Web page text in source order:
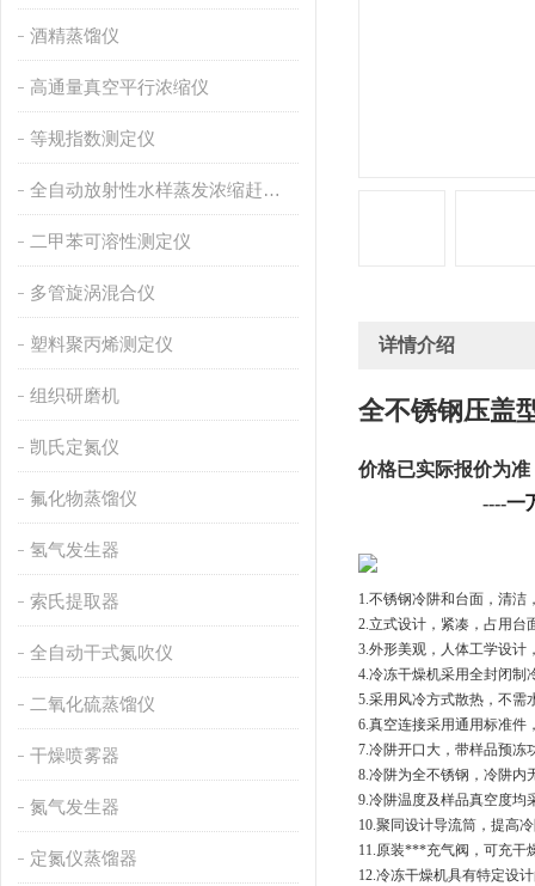
酒精蒸馏仪
高通量真空平行浓缩仪
等规指数测定仪
全自动放射性水样蒸发浓缩赶酸仪
二甲苯可溶性测定仪
多管旋涡混合仪
塑料聚丙烯测定仪
组织研磨机
凯氏定氮仪
氟化物蒸馏仪
氢气发生器
索氏提取器
全自动干式氮吹仪
二氧化硫蒸馏仪
干燥喷雾器
氮气发生器
定氮仪蒸馏器
详情介绍
全不锈钢压盖
价格已实际报价为
----一
1.不锈钢冷阱和台面，清洁
2.立式设计，紧凑，占用台
3.外形美观，人体工学设计
4.冷冻干燥机采用全封闭制
5.采用风冷方式散热，不需
6.真空连接采用通用标准件
7.冷阱开口大，带样品预冻
8.冷阱为全不锈钢，冷阱内
9.冷阱温度及样品真空度均
10.聚同设计导流筒，提高
11.原装***充气阀，可充干
12.冷冻干燥机具有特定设